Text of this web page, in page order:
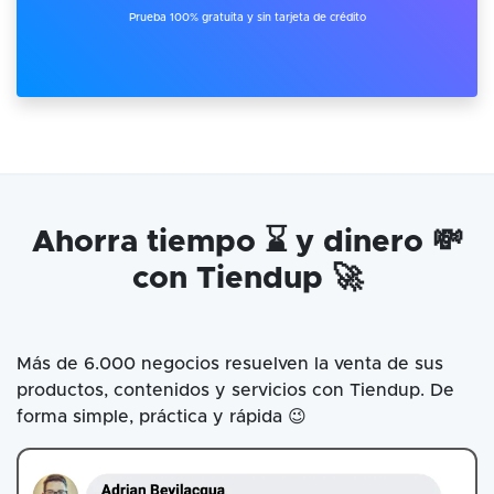
Prueba 100% gratuita y sin tarjeta de crédito
Ahorra tiempo ⌛ y dinero 💸
con Tiendup 🚀
Más de 6.000 negocios resuelven la venta de sus
productos, contenidos y servicios con Tiendup. De
forma simple, práctica y rápida 😉